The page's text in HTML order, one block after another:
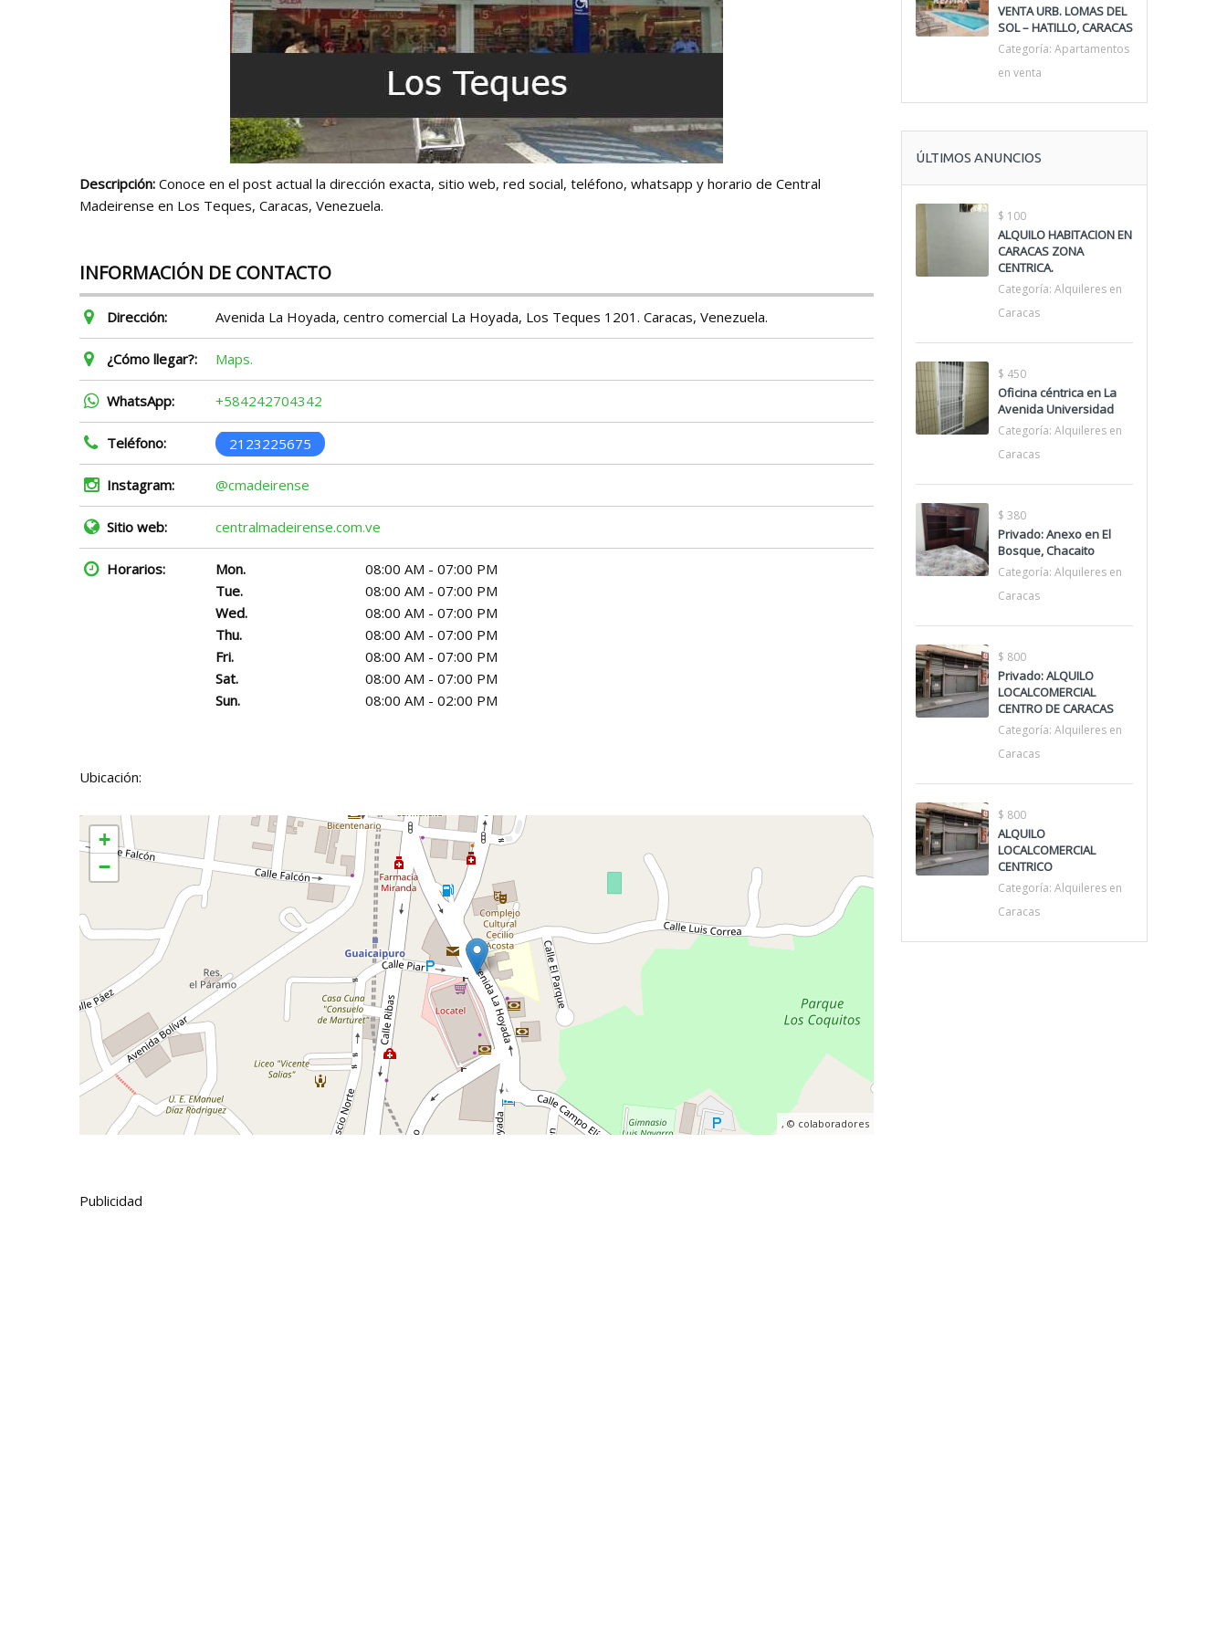
Descripción: Conoce en el post actual la dirección exacta, sitio web, red social, teléfono, whatsapp y horario de Central
Madeirense en Los Teques, Caracas, Venezuela.
INFORMACIÓN DE CONTACTO
Dirección: Avenida La Hoyada, centro comercial La Hoyada, Los Teques 1201. Caracas, Venezuela.
¿Cómo llegar?: Maps.
WhatsApp: +584242704342
Teléfono: 2123225675
Instagram: @cmadeirense
Sitio web: centralmadeirense.com.ve
Horarios: Mon.
08:00 AM - 07:00 PM
Tue.
08:00 AM - 07:00 PM
Wed.
08:00 AM - 07:00 PM
Thu.
08:00 AM - 07:00 PM
Fri.
08:00 AM - 07:00 PM
Sat.
08:00 AM - 07:00 PM
Sun.
08:00 AM - 02:00 PM
Ubicación:
+
−
, © colaboradores
Publicidad
VENTA URB. LOMAS DEL
SOL – HATILLO, CARACAS
Categoría: Apartamentos
en venta
ÚLTIMOS ANUNCIOS
$ 100
ALQUILO HABITACION EN
CARACAS ZONA
CENTRICA.
Categoría: Alquileres en
Caracas
$ 450
Oficina céntrica en La
Avenida Universidad
Categoría: Alquileres en
Caracas
$ 380
Privado: Anexo en El
Bosque, Chacaito
Categoría: Alquileres en
Caracas
$ 800
Privado: ALQUILO
LOCALCOMERCIAL
CENTRO DE CARACAS
Categoría: Alquileres en
Caracas
$ 800
ALQUILO
LOCALCOMERCIAL
CENTRICO
Categoría: Alquileres en
Caracas